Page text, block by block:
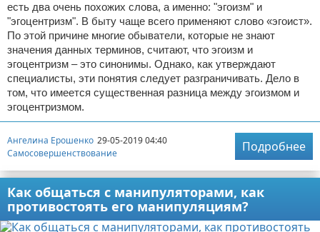
есть два очень похожих слова, а именно: "эгоизм" и
"эгоцентризм". В быту чаще всего применяют слово «эгоист».
По этой причине многие обыватели, которые не знают
значения данных терминов, считают, что эгоизм и
эгоцентризм – это синонимы. Однако, как утверждают
специалисты, эти понятия следует разграничивать. Дело в
том, что имеется существенная разница между эгоизмом и
эгоцентризмом.
Ангелина Ерошенко 29-05-2019 04:40
Самосовершенствование
Подробнее
Как общаться с манипуляторами, как
противостоять его манипуляциям?